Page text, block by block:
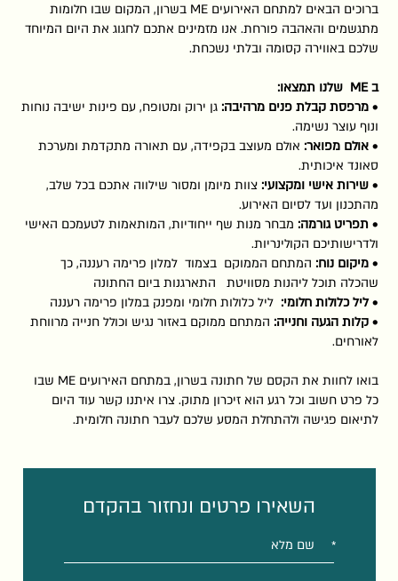
ברוכים הבאים למתחם האירועים ME בשרון, המקום שבו חלומות
מתגשמים והאהבה פורחת. אנו מזמינים אתכם לחגוג את היום המיוחד
שלכם באווירה קסומה ובלתי נשכחת.
ב ME שלנו תמצאו:
•מרפסת קבלת פנים מרהיבה: גן ירוק ומטופח, עם פינות ישיבה נוחות
ונוף עוצר נשימה.
•אולם מפואר: אולם מעוצב בקפידה, עם תאורה מתקדמת ומערכת
סאונד איכותית.
•שירות אישי ומקצועי: צוות מיומן ומסור שילווה אתכם בכל שלב,
מהתכנון ועד לסיום האירוע.
• תפריט גורמה: מבחר מנות שף ייחודיות, המותאמות לטעמכם האישי
ולדרישותיכם הקולינריות.
•מיקום נוח: המתחם הממוקם בצמוד למלון פרימה רעננה, כך
שהכלה תוכל ליהנות מסוויטת התארגנות ביום החתונה
•ליל כלולות חלומי: ליל כלולות חלומי ומפנק במלון פרימה רעננה
•קלות הגעה וחנייה: המתחם ממוקם באזור נגיש וכולל חנייה מרווחת
לאורחים.
בואו לחוות את הקסם של חתונה בשרון, במתחם האירועים ME שבו
כל פרט חשוב וכל רגע הוא זיכרון מתוק. צרו איתנו קשר עוד היום
לתיאום פגישה ולהתחלת המסע שלכם לעבר חתונה חלומית.
השאירו פרטים ונחזור בהקדם
אנא
מלאו